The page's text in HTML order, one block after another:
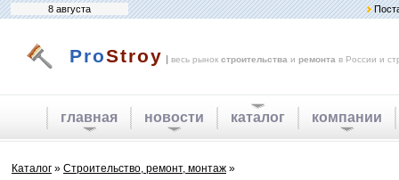
8 августа
ProStroy | весь рынок строительства и ремонта в России и
главная новости каталог компании
Каталог » Строительство, ремонт, монтаж »